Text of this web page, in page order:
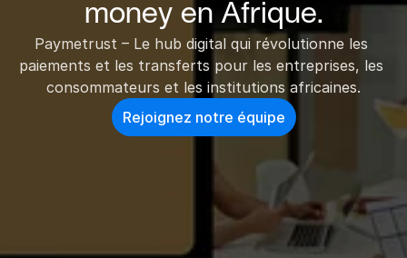
money en Afrique.
Paymetrust – Le hub digital qui révolutionne les
paiements et les transferts pour les entreprises, les
consommateurs et les institutions africaines.
Rejoignez notre équipe